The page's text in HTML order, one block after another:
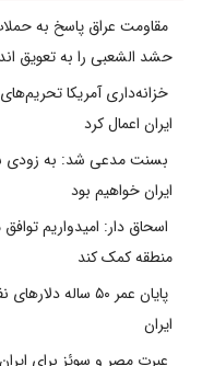
مقاومت عراق پاسخ به
حشد الشعبی را به تعویق
خزانه‌داری آمریکا
ایران اعمال کرد
بسنت مدعی شد: به زودی
ایران خواهیم بود
اسحاق دار: امیدواریم
منطقه کمک کند
پایان عمر ۵۰ ساله
ایران
عبرت مصر و سوئز برای